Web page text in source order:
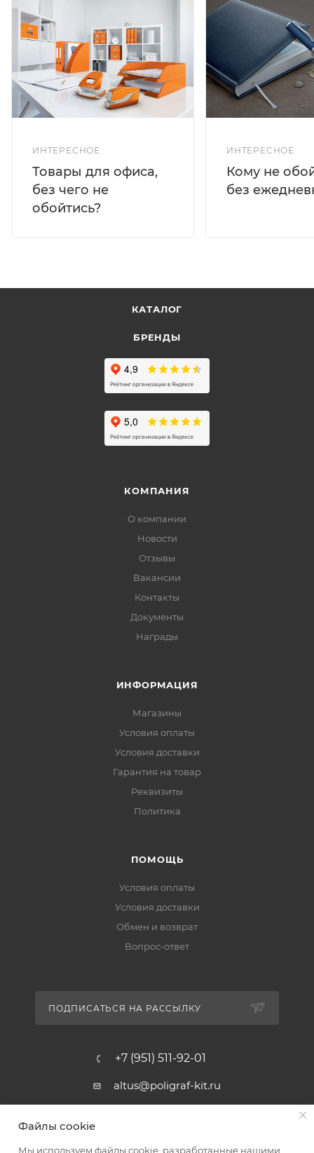
ИНТЕРЕСНОЕ
Товары для офиса,
без чего не
обойтись?
ИНТЕРЕСНОЕ
Кому не
без
КАТАЛОГ
БРЕНДЫ
КОМПАНИЯ
О компании
Новости
Отзывы
Вакансии
Контакты
Документы
Награды
ИНФОРМАЦИЯ
Магазины
Условия оплаты
Условия доставки
Гарантия на товар
Реквизиты
Политика
ПОМОЩЬ
Условия оплаты
Условия доставки
Обмен и возврат
Вопрос-ответ
ПОДПИСАТЬСЯ НА РАССЫЛКУ
+7 (951) 511-92-01
altus@poligraf-kit.ru
Ростовская обл, Аксайский р-н,
Файлы cookie
Мы используем файлы cookie, разработанные нашими